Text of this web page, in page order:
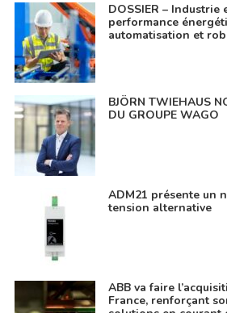
DOSSIER – Industrie
performance
automatisation et
BJÖRN TWIEHAUS
DU GROUPE WAGO
ADM21 présente un
tension alternative
ABB va faire
France, renforçant